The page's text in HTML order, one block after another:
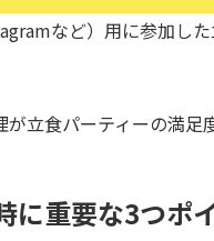
など）用に参加した
立食パーティーの満足
に重要な3つポ